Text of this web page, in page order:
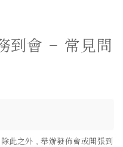
到會 - 常見問
此之外，舉辦發佈會或開張到